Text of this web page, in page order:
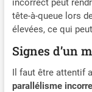
incorrect peut
tête-à-queue lors
élevées, ce qui
Signes d’un
Il faut être attentif
parallélisme